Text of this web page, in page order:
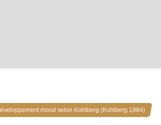
moral selon Kohlberg (Kohlberg 1984)